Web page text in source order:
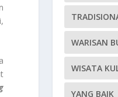
WARISAN
WISATA
YANG BAIK